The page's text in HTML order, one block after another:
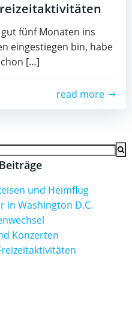
fünf Monaten ins
eingestiegen bin, habe
[…]
read more
und Heimflug
in Washington D.C.
Konzerten